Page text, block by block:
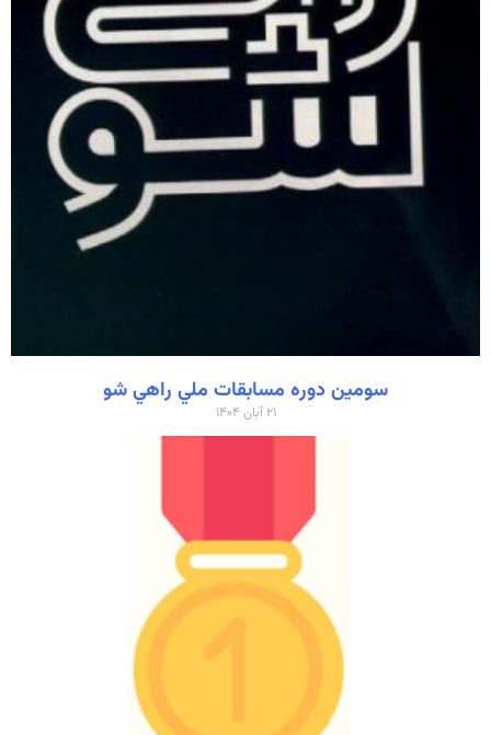
سومين دوره مسابقات ملي راهي شو
۲۱ آبان ۱۴۰۴